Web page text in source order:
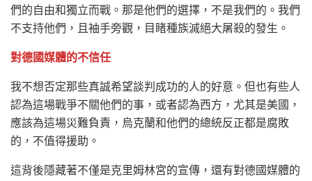
們的自由和獨立而戰。那是他們的選擇，不是我們的。我們
不支持他們，且袖手旁觀，目睹種族滅絕大屠殺的發生。
對德國媒體的不信任
我不想否定那些真誠希望談判成功的人的好意。但也有些人
認為這場戰爭不關他們的事，或者認為西方，尤其是美國，
應該為這場災難負責，烏克蘭和他們的總統反正都是腐敗
的，不值得援助。
這背後隱藏著不僅是克里姆林宮的宣傳，還有對德國媒體的